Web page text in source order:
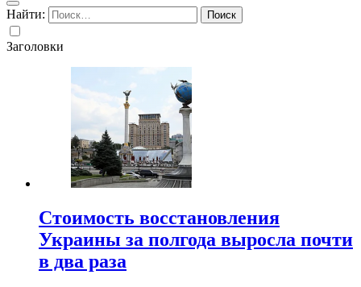
Найти:
Заголовки
Стоимость восстановления
Украины за полгода выросла почти
в два раза